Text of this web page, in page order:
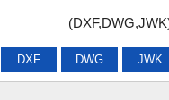
DXF DWG JWK